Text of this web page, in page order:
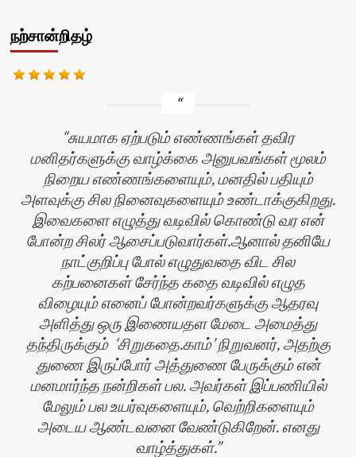
நற்சான்றிதழ்
சுயமாக ஏற்படும் எண்ணங்கள் தவிர
மனிதர்களுக்கு வாழ்க்கை அனுபவங்கள் மூலம்
நிறைய எண்ணங்களையும், மனதில் பதியும்
அளவுக்கு சில நினைவுகளையும் உண்டாக்குகிறது.
இவைகளை எழுத்து வடிவில் கொண்டு வர என்
போன்ற சிலர் ஆசைப்படுவார்கள்.ஆனால் தனியே
நாட்குறிப்பு போல் எழுதுவதை விட சில
கற்பனைகள் சேர்ந்த கதை வடிவில் எழுத
விழையும் எனைப் போன்றவர்களுக்கு ஆதரவு
அளித்து ஒரு இணையதள மேடை அமைத்து
தந்திருக்கும் ‘சிறுகதை.காம்’ நிறுவனர், அதற்கு
துணை இருப்போர் அத்துணை பேருக்கும் என்
மனமார்ந்த நன்றிகள் பல. அவர்கள் இப்பணியில்
மேலும் பல உயர்வுகளையும், வெற்றிகளையும்
அடைய ஆண்டவனை வேண்டுகிறேன். எனது
வாழ்த்துகள்.